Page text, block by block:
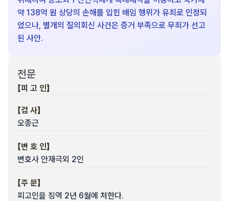
약 138억 원 상당의 손해를 입힌 배임 행위가 유죄로 인정되
었으나, 별개의 질의회신 사건은 증거 부족으로 무죄가 선고
된 사안.
전문
【피 고 인】
【검 사】
오종근
【변 호 인】
변호사 안재극외 2인
【주 문】
피고인을 징역 2년 6월에 처한다.